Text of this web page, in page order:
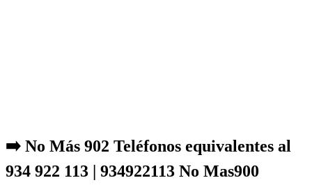
➡️ No Más 902 Teléfonos equivalentes al
934 922 113 | 934922113 No Mas900